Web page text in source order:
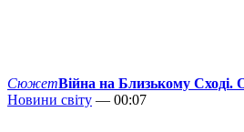
СюжетВійна на Близькому Сході.
Новини світу — 00:07